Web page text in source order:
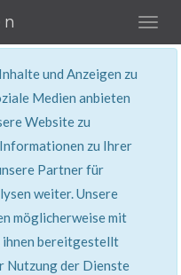
und Anzeigen zu
Medien anbieten
Website zu
zu Ihrer
Partner für
weiter. Unsere
möglicherweise mit
ihnen bereitgestellt
Nutzung der Dienste